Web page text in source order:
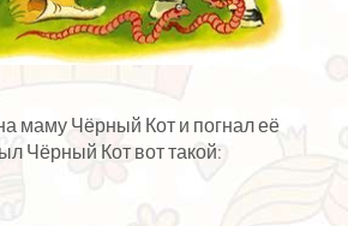
маму Чёрный Кот и погнал её
Чёрный Кот вот такой: